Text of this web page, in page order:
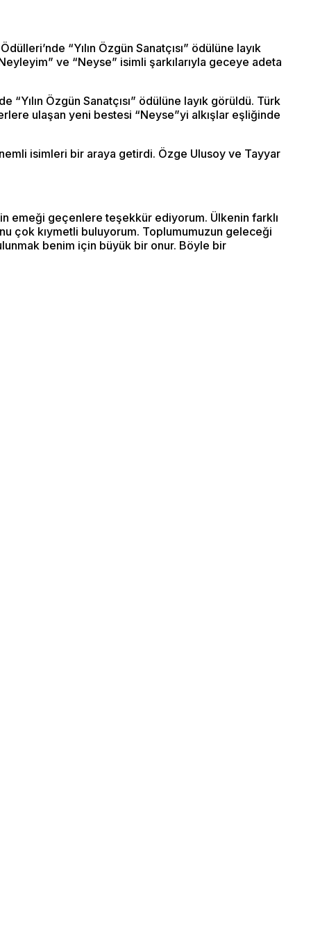
“Yılın Özgün Sanatçısı” ödülüne layık
ve “Neyse” isimli şarkılarıyla geceye adeta
Özgün Sanatçısı” ödülüne layık görüldü. Türk
ulaşan yeni bestesi “Neyse”yi alkışlar eşliğinde
isimleri bir araya getirdi. Özge Ulusoy ve Tayyar
emeği geçenlere teşekkür ediyorum. Ülkenin farklı
çok kıymetli buluyorum. Toplumumuzun geleceği
benim için büyük bir onur. Böyle bir